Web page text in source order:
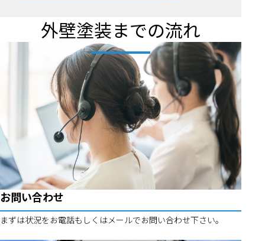
外壁塗装までの流れ
お問い合わせ
まずは状況をお電話もしくはメールでお問い合わせ下さい。